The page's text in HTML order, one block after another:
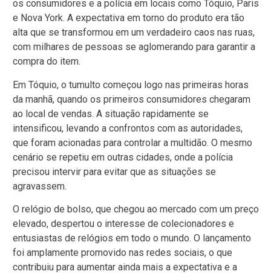
os consumidores e a polícia em locais como Tóquio, Paris
e Nova York. A expectativa em torno do produto era tão
alta que se transformou em um verdadeiro caos nas ruas,
com milhares de pessoas se aglomerando para garantir a
compra do item.
Em Tóquio, o tumulto começou logo nas primeiras horas
da manhã, quando os primeiros consumidores chegaram
ao local de vendas. A situação rapidamente se
intensificou, levando a confrontos com as autoridades,
que foram acionadas para controlar a multidão. O mesmo
cenário se repetiu em outras cidades, onde a polícia
precisou intervir para evitar que as situações se
agravassem.
O relógio de bolso, que chegou ao mercado com um preço
elevado, despertou o interesse de colecionadores e
entusiastas de relógios em todo o mundo. O lançamento
foi amplamente promovido nas redes sociais, o que
contribuiu para aumentar ainda mais a expectativa e a